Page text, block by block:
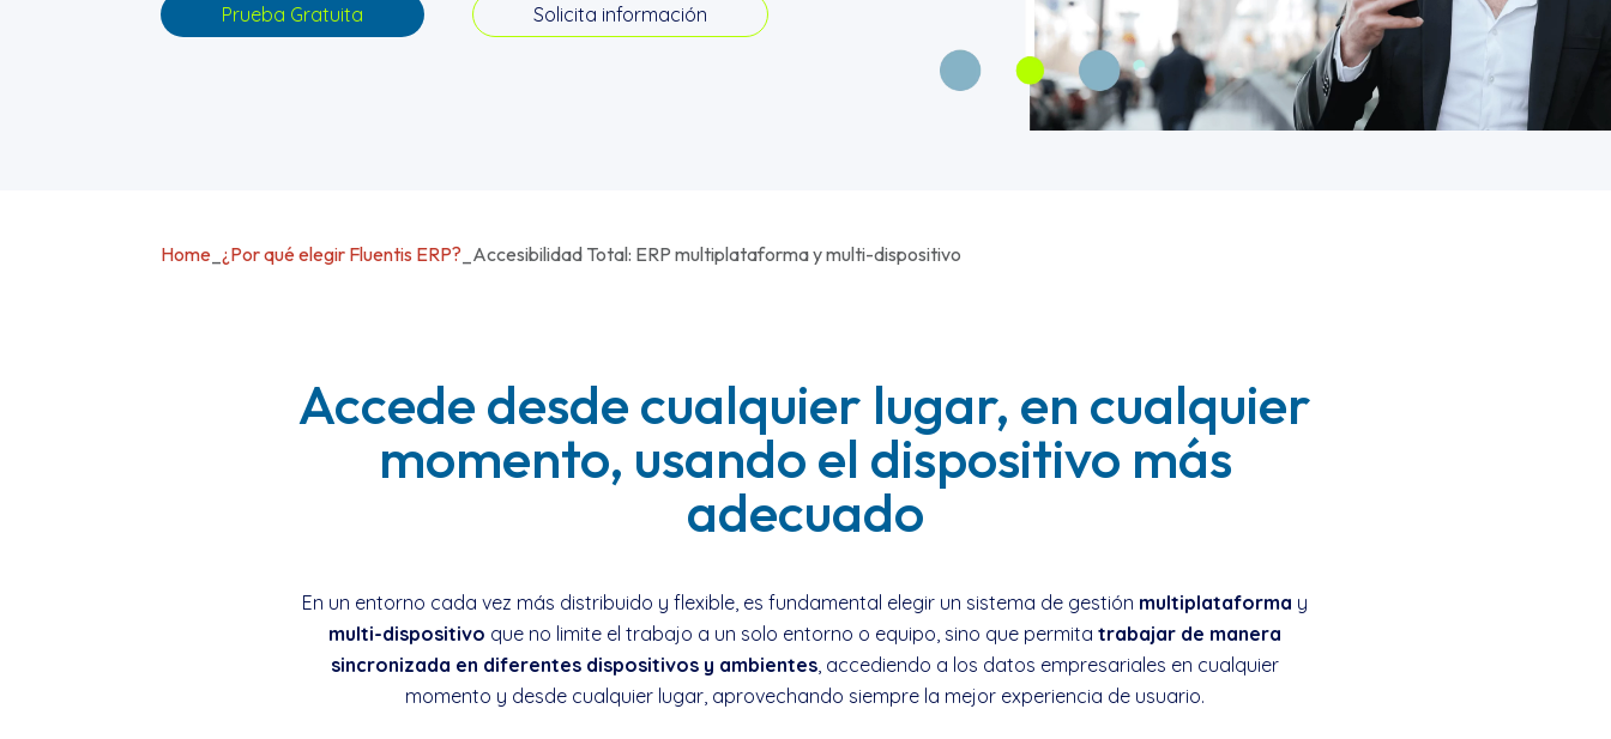
Prueba Gratuita Solicita información
Home _¿Por qué elegir Fluentis ERP? Accesibilidad Total: ERP multiplataforma y multi-dispositivo
Accede desde cualquier lugar, en cualquier
momento, usando el dispositivo más
adecuado
En un entorno cada vez más distribuido y flexible, es fundamental elegir un sistema de gestión multiplataforma y
multi-dispositivo que no limite el trabajo a un solo entorno o equipo, sino que permita trabajar de manera
sincronizada en diferentes dispositivos y ambientes, accediendo a los datos empresariales en cualquier
momento y desde cualquier lugar, aprovechando siempre la mejor experiencia de usuario.